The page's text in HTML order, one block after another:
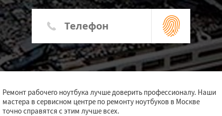
Ремонт рабочего ноутбука лучше доверить профессионалу. Наши
мастера в сервисном центре по ремонту ноутбуков в Москве
точно справятся с этим лучше всех.